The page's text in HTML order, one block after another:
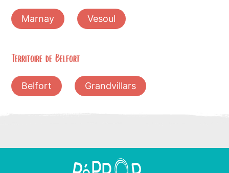
Marnay Vesoul
Territoire de Belfort
Belfort Grandvillars